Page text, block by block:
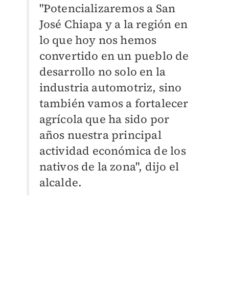
"Potencializaremos a San
José Chiapa y a la región en
lo que hoy nos hemos
convertido en un pueblo de
desarrollo no solo en la
industria automotriz, sino
también vamos a fortalecer
agrícola que ha sido por
años nuestra principal
actividad económica de los
nativos de la zona", dijo el
alcalde.